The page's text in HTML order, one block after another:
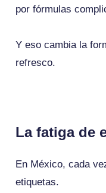
por fórmulas
Y eso cambia la
refresco.
La fatiga de
En México, cada
etiquetas.